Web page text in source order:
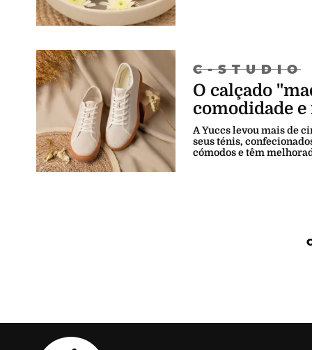
C-STUDIO
O calçado
comodidade
A Yuccs levou mais de
seus ténis,
cómodos e têm
Máxima